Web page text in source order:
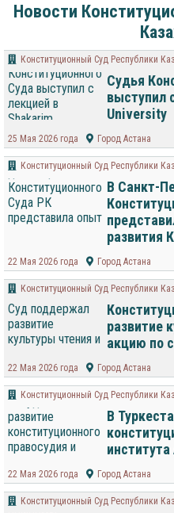
Новости
Конституционный Суд Республики
Судья
выступил
University
25 Мая 2026 года Город Астана
Конституционный Суд Республики
В Санкт-
развития
22 Мая 2026 года Город Астана
Конституционный Суд Республики
развитие
акцию по
22 Мая 2026 года Город Астана
Конституционный Суд Республики
В
22 Мая 2026 года Город Астана
Конституционный Суд Республики